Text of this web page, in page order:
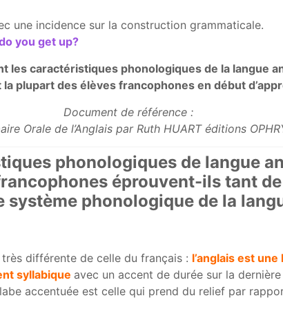
une incidence sur la construction grammaticale.
you get up?
les caractéristiques phonologiques de la langue
plupart des élèves francophones en début
Document de référence :
Orale de l’Anglais par Ruth HUART éditions
phonologiques de langue
éprouvent-ils tant
système phonologique de la
différente de celle du français : l’anglais est
syllabique avec un accent de durée sur la
accentuée est celle qui prend du relief par